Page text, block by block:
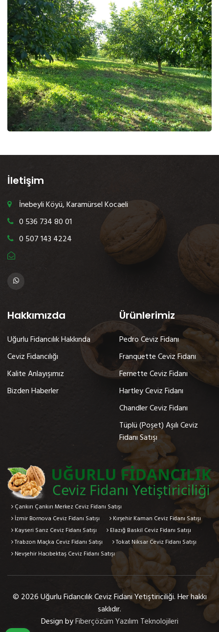
İletişim
İnebeyli Köyü, Karamürsel Kocaeli
0 536 734 80 01
0 507 143 4224
Hakkımızda
Uğurlu Fidancılık Hakkında
Ceviz Fidancılığı
Kalite Anlayışımız
Bizden Haberler
Ürünlerimiz
Pedro Ceviz Fidanı
Franquette Ceviz Fidanı
Fernette Ceviz Fidanı
Hartley Ceviz Fidanı
Chandler Ceviz Fidanı
Tüplü (Poşet) Aşılı Ceviz
Fidanı Satışı
Çankırı Çankırı Merkez Ceviz Fidanı Satışı
İzmir Bornova Ceviz Fidanı Satışı
Kırşehir Kaman Ceviz Fidanı Satışı
Kayseri Sarız Ceviz Fidanı Satışı
Elazığ Baskil Ceviz Fidanı Satışı
Trabzon Maçka Ceviz Fidanı Satışı
Tokat Niksar Ceviz Fidanı Satışı
Nevşehir Hacıbektaş Ceviz Fidanı Satışı
© 2026 Uğurlu Fidancılık Ceviz Fidanı Yetiştiriciliği. Her hakkı
saklıdır.
Design byFiberçözüm Yazılım Teknolojileri